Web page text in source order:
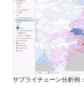
サプライチェーン分析例